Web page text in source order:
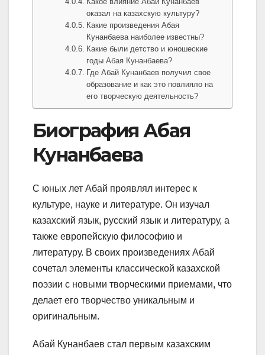
оказал на казахскую культуру?
Какие произведения Абая
Кунанбаева наиболее известны?
Какие были детство и юношеские
годы Абая Кунанбаева?
Где Абай Кунанбаев получил свое
образование и как это повлияло на
его творческую деятельность?
Биография Абая
Кунанбаева
С юных лет Абай проявлял интерес к
культуре, науке и литературе. Он изучал
казахский язык, русский язык и литературу, а
также европейскую философию и
литературу. В своих произведениях Абай
сочетал элементы классической казахской
поэзии с новыми творческими приемами, что
делает его творчество уникальным и
оригинальным.
Абай Кунанбаев стал первым казахским